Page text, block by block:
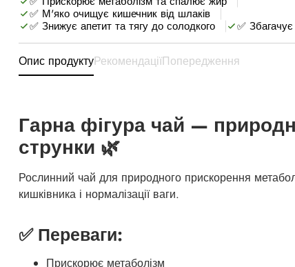
✅ М'яко очищує кишечник від шлаків
✅ Знижує апетит та тягу до солодкого
✅ Збагачує
Опис продуктуРекомендаціїПопередження
Гарна фігура чай —
струнки 🌿
Рослинний чай для природного прискорення
кишківника і нормалізації ваги.
✅ Переваги:
Прискорює метаболізм